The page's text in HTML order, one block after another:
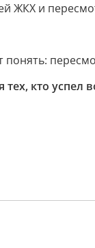
ЖКХ и
кто успел